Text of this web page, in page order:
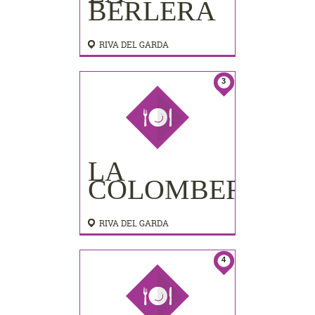
BERLERA
RIVA DEL GARDA
3
LA
COLOMBERA
RIVA DEL GARDA
4